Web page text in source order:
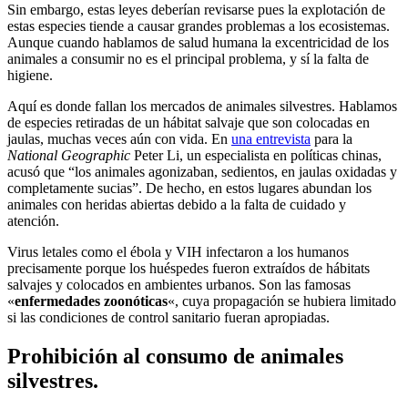
Sin embargo, estas leyes deberían revisarse pues la explotación de
estas especies tiende a causar grandes problemas a los ecosistemas.
Aunque cuando hablamos de salud humana la excentricidad de los
animales a consumir no es el principal problema, y sí la falta de
higiene.
Aquí es donde fallan los mercados de animales silvestres. Hablamos
de especies retiradas de un hábitat salvaje que son colocadas en
jaulas, muchas veces aún con vida. En una entrevista para la
National Geographic Peter Li, un especialista en políticas chinas,
acusó que “los animales agonizaban, sedientos, en jaulas oxidadas y
completamente sucias”. De hecho, en estos lugares abundan los
animales con heridas abiertas debido a la falta de cuidado y
atención.
Virus letales como el ébola y VIH infectaron a los humanos
precisamente porque los huéspedes fueron extraídos de hábitats
salvajes y colocados en ambientes urbanos. Son las famosas
«enfermedades zoonóticas«, cuya propagación se hubiera limitado
si las condiciones de control sanitario fueran apropiadas.
Prohibición al consumo de animales
silvestres.